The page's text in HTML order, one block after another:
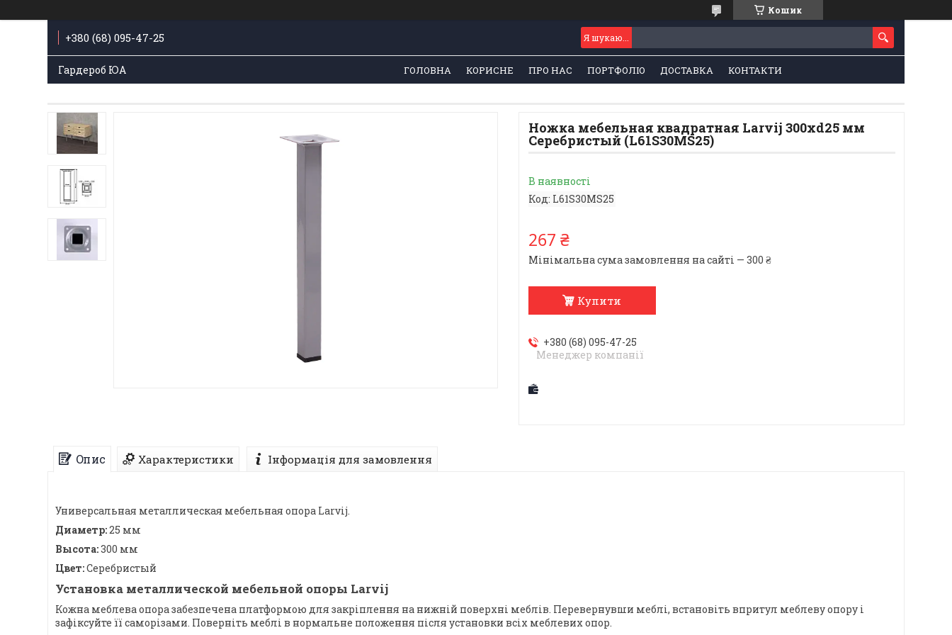
Кошик
+380 (68) 095-47-25
Гардероб ЮА ГОЛОВНА КОРИСНЕ ПРО НАС ПОРТФОЛІО ДОСТАВКА КОНТАКТИ
Ножка мебельная квадратная Larvij 300xd25 мм
Серебристый (L61S30MS25)
В наявності
Код: L61S30MS25
267 ₴
Мінімальна сума замовлення на сайті — 300 ₴
Купити
+380 (68) 095-47-25
Менеджер компанії
Опис Характеристики Інформація для замовлення
Универсальная металлическая мебельная опора Larvij.
Диаметр:25 мм
Высота:300 мм
Цвет:Серебристый
Установка металлической мебельной опоры Larvij
Кожна меблева опора забезпечена платформою для закріплення на нижній поверхні меблів. Перевернувши меблі, встановіть впритул меблеву опору і
зафіксуйте її саморізами. Поверніть меблі в нормальне положення після установки всіх меблевих опор.